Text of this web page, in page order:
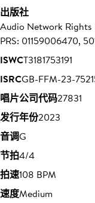
出版社
Audio Network Rights
PRS: 01159006470,
ISWCT3181753191
ISRCGB-FFM-23-
唱片公司代码27831
发行年份2023
音调G
节拍4/4
拍速108 BPM
速度Medium